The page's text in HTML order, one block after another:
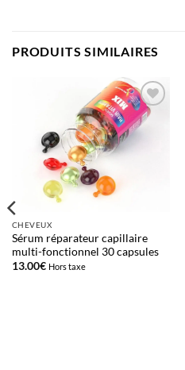
PRODUITS SIMILAIRES
Ajouter
à la liste
d’envies
CHEVEUX
Sérum réparateur capillaire
multi-fonctionnel 30 capsules
13.00€ Hors taxe